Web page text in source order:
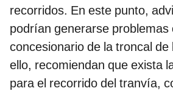
recorridos. En este punto,
podrían generarse problemas
concesionario de la troncal
ello, recomiendan que exista
para el recorrido del tranvía,